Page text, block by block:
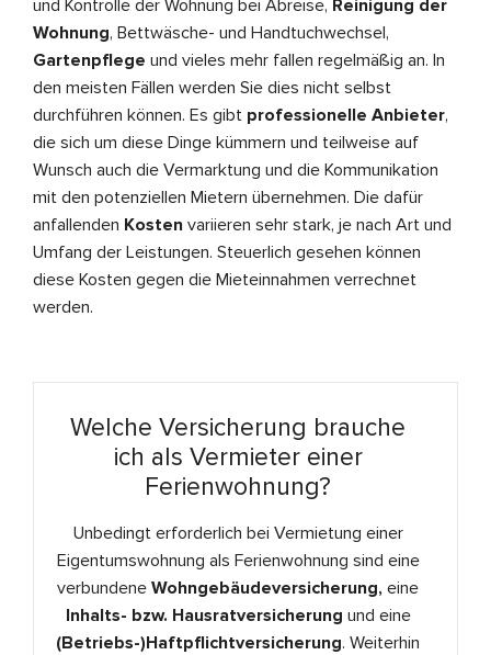
und Kontrolle der Wohnung bei Abreise, Reinigung der
Wohnung, Bettwäsche- und Handtuchwechsel,
Gartenpflege und vieles mehr fallen regelmäßig an. In
den meisten Fällen werden Sie dies nicht selbst
durchführen können. Es gibt professionelle Anbieter,
die sich um diese Dinge kümmern und teilweise auf
Wunsch auch die Vermarktung und die Kommunikation
mit den potenziellen Mietern übernehmen. Die dafür
anfallenden Kosten variieren sehr stark, je nach Art und
Umfang der Leistungen. Steuerlich gesehen können
diese Kosten gegen die Mieteinnahmen verrechnet
werden.
Welche Versicherung brauche
ich als Vermieter einer
Ferienwohnung?
Unbedingt erforderlich bei Vermietung einer
Eigentumswohnung als Ferienwohnung sind eine
verbundeneWohngebäudeversicherung, eine
Inhalts- bzw. Hausratversicherung und eine
(Betriebs-)Haftpflichtversicherung. Weiterhin